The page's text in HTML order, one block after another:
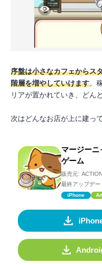
序盤は小さなカフェからス
階層を増やしていけます。
リアが置かれていき、どん
次はどんなお店が上に建っ
マージー
ゲーム
販売元:
最終アップデー
iPhone